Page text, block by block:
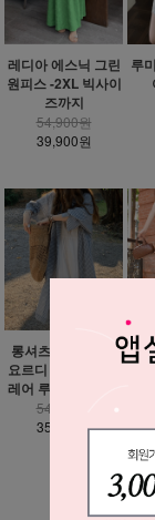
레디아 에스닉 그린
원피스 -2XL 빅사이
즈까지
54,900원
39,900원
루
롱셔츠 추가 가능 /
요르디 하늘하늘 플
레어 루즈핏 원피스
54,900원
35,900원
헤